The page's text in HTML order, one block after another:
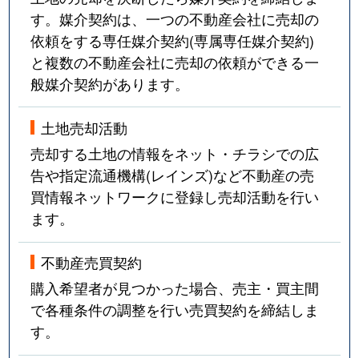
す。媒介契約は、一つの不動産会社に売却の
依頼をする専任媒介契約(専属専任媒介契約)
と複数の不動産会社に売却の依頼ができる一
般媒介契約があります。
土地売却活動
売却する土地の情報をネット・チラシでの広
告や指定流通機構(レインズ)など不動産の売
買情報ネットワークに登録し売却活動を行い
ます。
不動産売買契約
購入希望者が見つかった場合、売主・買主間
で各種条件の調整を行い売買契約を締結しま
す。